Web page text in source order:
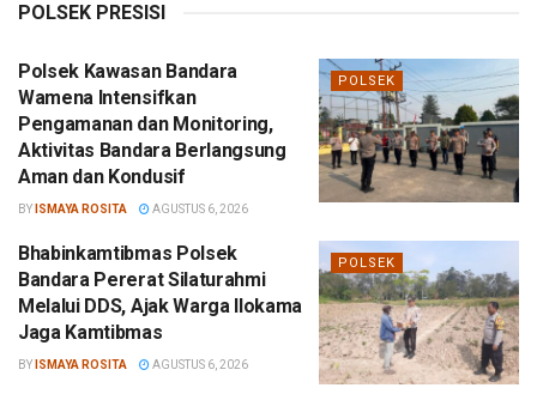
POLSEK PRESISI
POLSEK
Polsek Kawasan Bandara
Wamena Intensifkan
Pengamanan dan Monitoring,
Aktivitas Bandara Berlangsung
Aman dan Kondusif
BY ISMAYA ROSITA AGUSTUS 6, 2026
POLSEK
Bhabinkamtibmas Polsek
Bandara Pererat Silaturahmi
Melalui DDS, Ajak Warga Ilokama
Jaga Kamtibmas
BY ISMAYA ROSITA AGUSTUS 6, 2026